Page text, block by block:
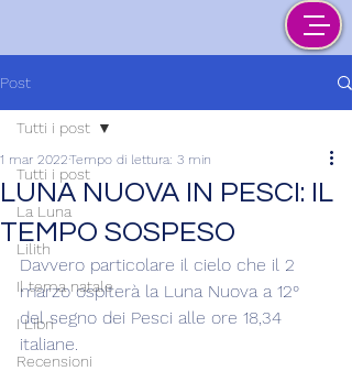
Post
Tutti i post
La Luna
Lilith
Il tema natale
I Libri
Recensioni
Tutti i post
LUNA NUOVA IN PESCI: IL
TEMPO SOSPESO
1 mar 2022Tempo di lettura: 3 min
Davvero particolare il cielo che il 2
marzo ospiterà la Luna Nuova a 12°
del segno dei Pesci alle ore 18,34
italiane.